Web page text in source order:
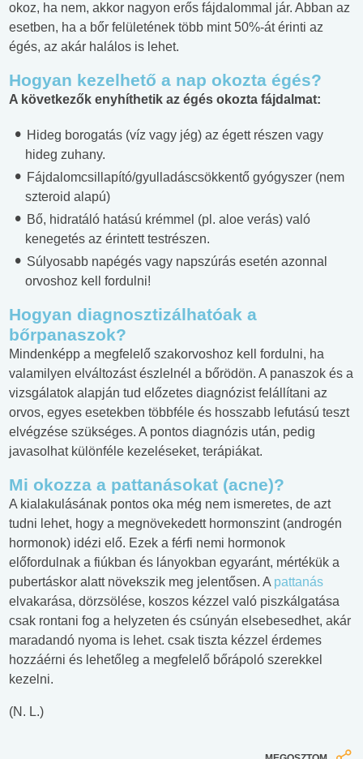
okoz, ha nem, akkor nagyon erős fájdalommal jár. Abban az
esetben, ha a bőr felületének több mint 50%-át érinti az
égés, az akár halálos is lehet.
Hogyan kezelhető a nap okozta égés?
A következők enyhíthetik az égés okozta fájdalmat:
Hideg borogatás (víz vagy jég) az égett részen vagy
hideg zuhany.
Fájdalomcsillapító/gyulladáscsökkentő gyógyszer (nem
szteroid alapú)
Bő, hidratáló hatású krémmel (pl. aloe verás) való
kenegetés az érintett testrészen.
Súlyosabb napégés vagy napszúrás esetén azonnal
orvoshoz kell fordulni!
Hogyan diagnosztizálhatóak a
bőrpanaszok?
Mindenképp a megfelelő szakorvoshoz kell fordulni, ha
valamilyen elváltozást észlelnél a bőrödön. A panaszok és a
vizsgálatok alapján tud előzetes diagnózist felállítani az
orvos, egyes esetekben többféle és hosszabb lefutású teszt
elvégzése szükséges. A pontos diagnózis után, pedig
javasolhat különféle kezeléseket, terápiákat.
Mi okozza a pattanásokat (acne)?
A kialakulásának pontos oka még nem ismeretes, de azt
tudni lehet, hogy a megnövekedett hormonszint (androgén
hormonok) idézi elő. Ezek a férfi nemi hormonok
előfordulnak a fiúkban és lányokban egyaránt, mértékük a
pubertáskor alatt növekszik meg jelentősen. A pattanás
elvakarása, dörzsölése, koszos kézzel való piszkálgatása
csak rontani fog a helyzeten és csúnyán elsebesedhet, akár
maradandó nyoma is lehet. csak tiszta kézzel érdemes
hozzáérni és lehetőleg a megfelelő bőrápoló szerekkel
kezelni.
(N. L.)